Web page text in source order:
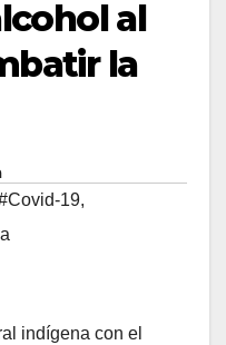
al
la
19,
indígena con el